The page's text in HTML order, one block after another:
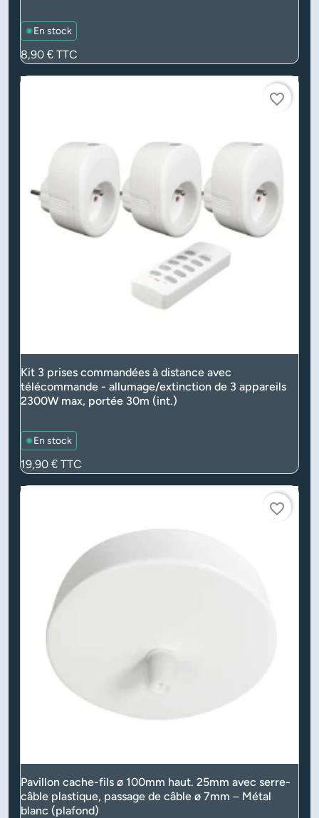
En stock
Prix
8,90 € TTC
favorite_border
Kit 3 prises commandées à distance avec
télécommande - allumage/extinction de 3 appareils
2300W max, portée 30m (int.)
En stock
Prix
19,90 € TTC
favorite_border
Pavillon cache-fils ø 100mm haut. 25mm avec serre-
câble plastique, passage de câble ø 7mm – Métal
blanc (plafond)